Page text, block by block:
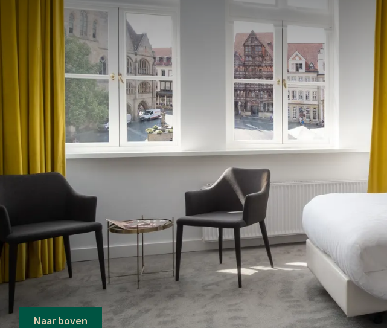
Naar boven